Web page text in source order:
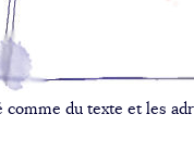
du texte et les